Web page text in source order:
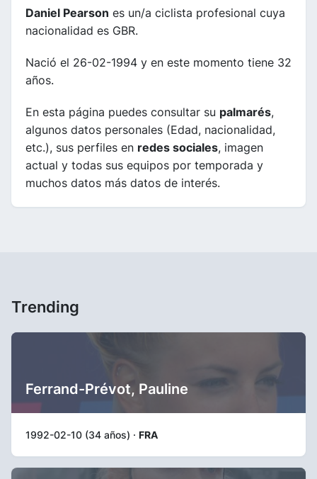
Daniel Pearson es un/a ciclista profesional cuya
nacionalidad es GBR.
Nació el 26-02-1994 y en este momento tiene 32
años.
En esta página puedes consultar su palmarés,
algunos datos personales (Edad, nacionalidad,
etc.), sus perfiles en redes sociales, imagen
actual y todas sus equipos por temporada y
muchos datos más datos de interés.
Trending
Ferrand-Prévot, Pauline
1992-02-10 (34 años) · FRA